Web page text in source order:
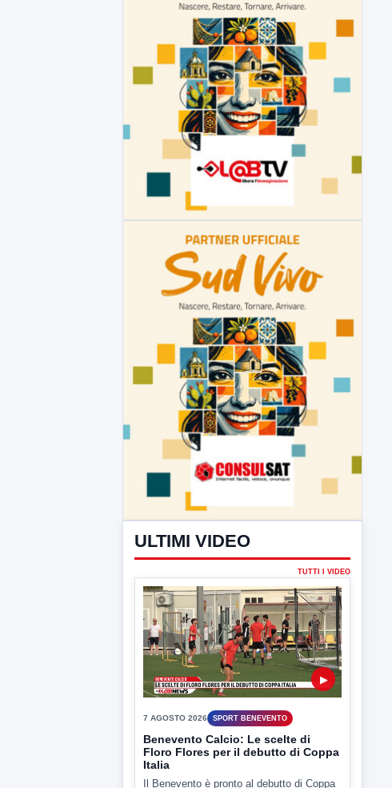
ULTIMI VIDEO
TUTTI I VIDEO
7 AGOSTO 2026 SPORT BENEVENTO